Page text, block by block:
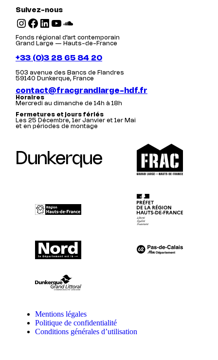
Suivez-nous
Instagram Facebook LinkedIn YouTube SoundCloud
Fonds régional d’art contemporain
Grand Large — Hauts-de-France
+33 (0)3 28 65 84 20
503 avenue des Bancs de Flandres
59140 Dunkerque, France
contact@fracgrandlarge-hdf.fr
Horaires
Mercredi au dimanche de 14h à 18h
Fermetures et jours fériés
Les 25 Décembre, 1er Janvier et 1er Mai
et en périodes de montage
Dunkerque
Mentions légales
Politique de confidentialité
Conditions générales d’utilisation